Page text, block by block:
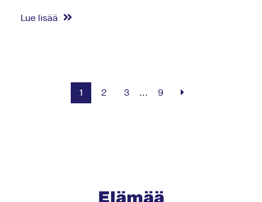
Lue lisää
1 2 3 … 9